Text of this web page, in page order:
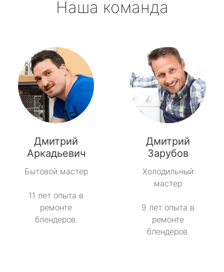
Наша команда
Дмитрий
Аркадьевич
Бытовой мастер
11 лет опыта в
ремонте
блендеров.
Дмитрий
Зарубов
Холодильный
мастер
9 лет опыта в
ремонте
блендеров.